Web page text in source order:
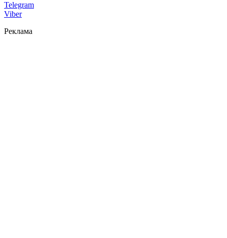
Telegram
Viber
Реклама